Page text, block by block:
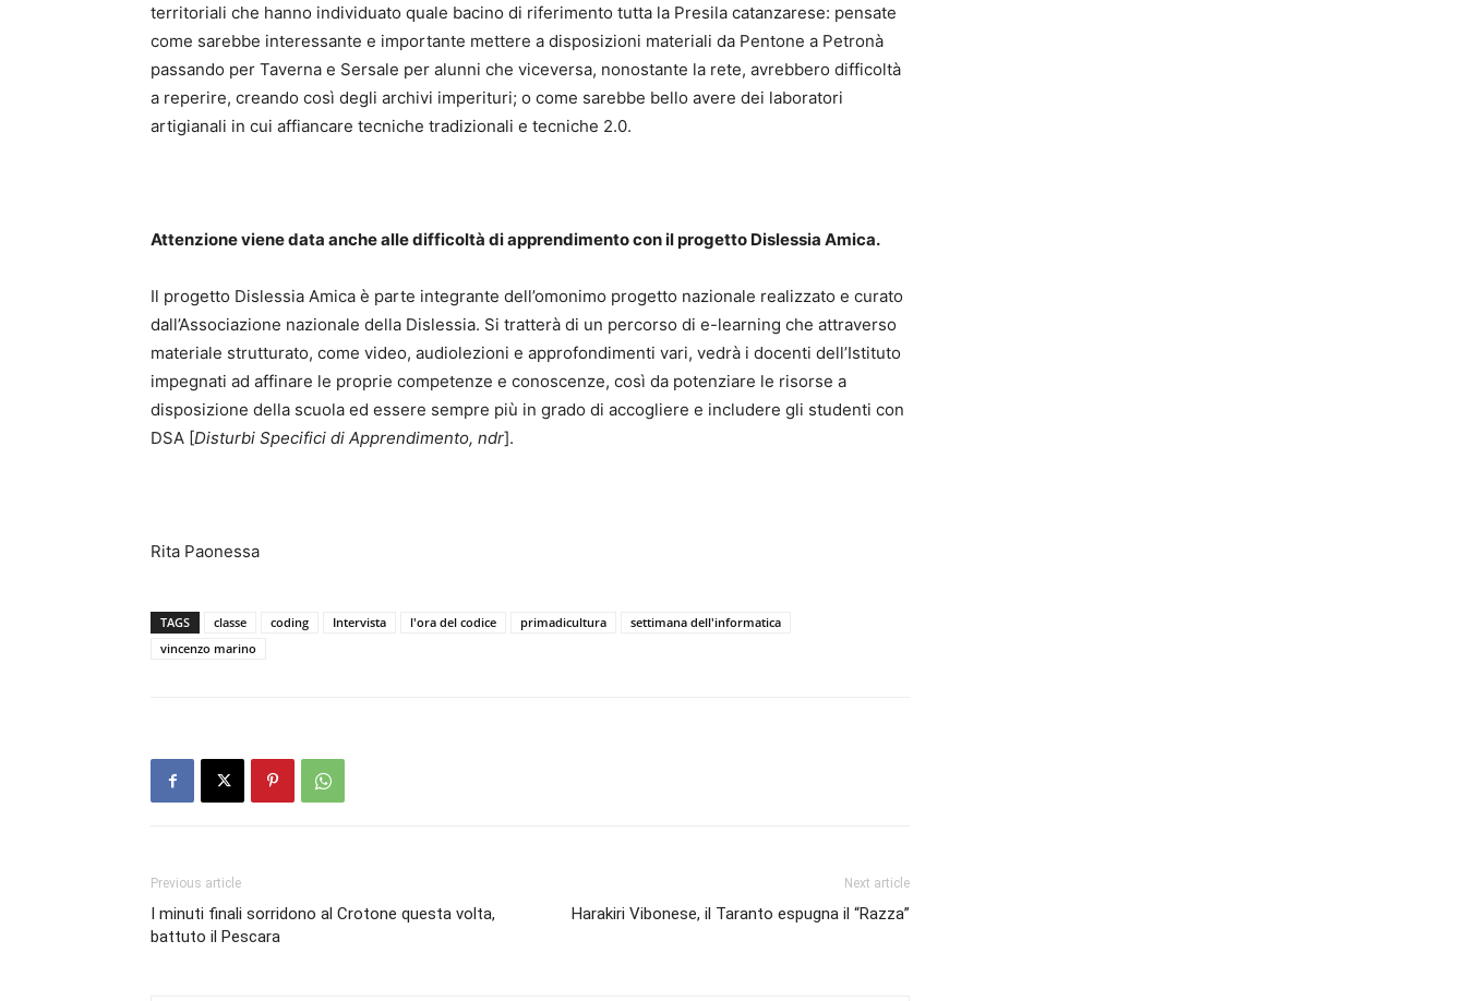
territoriali che hanno individuato quale bacino di riferimento tutta la Presila catanzarese: pensate
come sarebbe interessante e importante mettere a disposizioni materiali da Pentone a Petronà
passando per Taverna e Sersale per alunni che viceversa, nonostante la rete, avrebbero difficoltà
a reperire, creando così degli archivi imperituri; o come sarebbe bello avere dei laboratori
artigianali in cui affiancare tecniche tradizionali e tecniche 2.0.
Attenzione viene data anche alle difficoltà di apprendimento con il progetto Dislessia Amica.
Il progetto Dislessia Amica è parte integrante dell’omonimo progetto nazionale realizzato e curato
dall’Associazione nazionale della Dislessia. Si tratterà di un percorso di e-learning che attraverso
materiale strutturato, come video, audiolezioni e approfondimenti vari, vedrà i docenti dell’Istituto
impegnati ad affinare le proprie competenze e conoscenze, così da potenziare le risorse a
disposizione della scuola ed essere sempre più in grado di accogliere e includere gli studenti con
DSA [Disturbi Specifici di Apprendimento, ndr].
Rita Paonessa
TAGS classe coding Intervista l'ora del codice primadicultura
settimana dell'informatica
vincenzo marino
Previous article
I minuti finali sorridono al Crotone questa volta,
battuto il Pescara
Next article
Harakiri Vibonese, il Taranto espugna il “Razza”